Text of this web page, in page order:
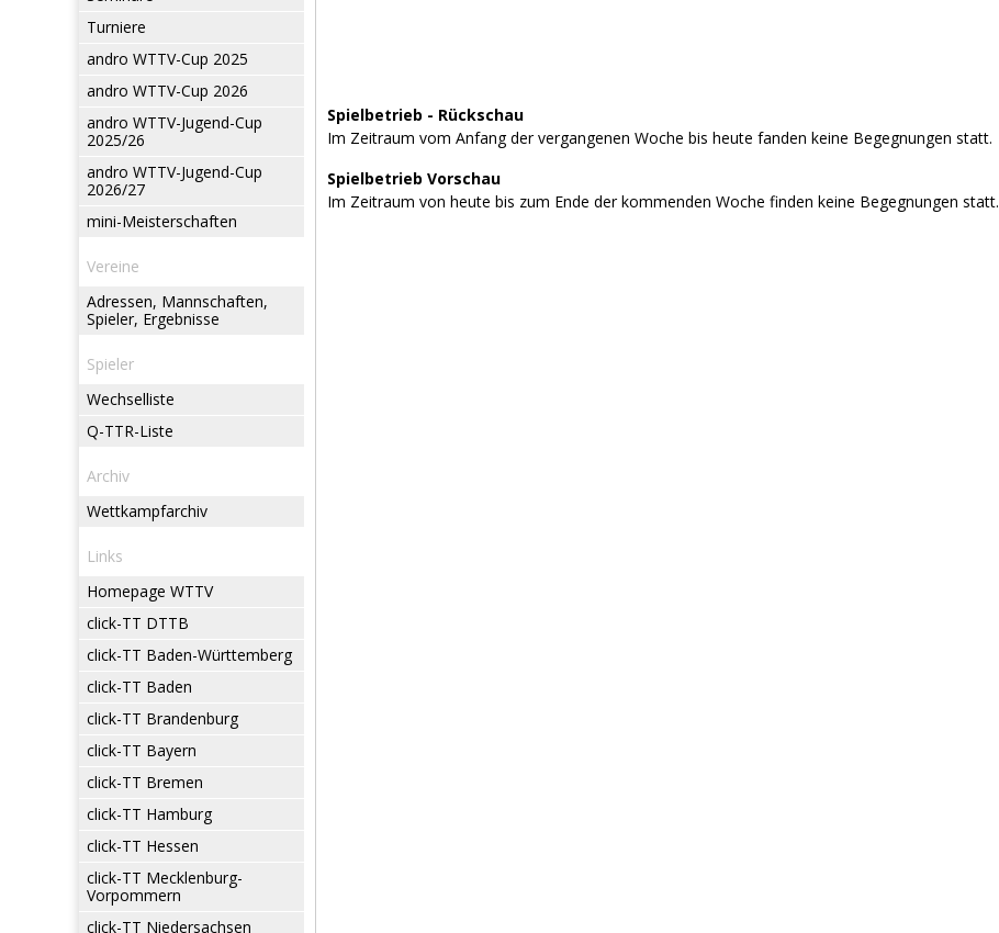
Turniere
andro WTTV-Cup 2025
andro WTTV-Cup 2026
andro WTTV-Jugend-Cup
2025/26
andro WTTV-Jugend-Cup
2026/27
mini-Meisterschaften
Vereine
Adressen, Mannschaften,
Spieler, Ergebnisse
Spieler
Wechselliste
Q-TTR-Liste
Archiv
Wettkampfarchiv
Links
Homepage WTTV
click-TT DTTB
click-TT Baden-Württemberg
click-TT Baden
click-TT Brandenburg
click-TT Bayern
click-TT Bremen
click-TT Hamburg
click-TT Hessen
click-TT Mecklenburg-
Vorpommern
click-TT Niedersachsen
Spielbetrieb - Rückschau
Im Zeitraum vom Anfang der vergangenen Woche bis heute fanden keine Begegnungen statt.
Spielbetrieb Vorschau
Im Zeitraum von heute bis zum Ende der kommenden Woche finden keine Begegnungen statt.